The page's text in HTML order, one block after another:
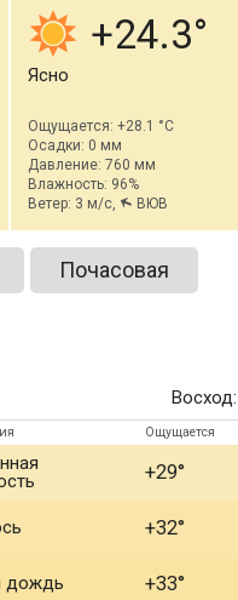
+24.3
Ясно
Ощущается: +28.1 °C
Осадки: 0 мм
Давление: 760 мм
Влажность: 96%
Ветер: 3 м/с,
ВЮВ
Почасовая
Восход:
Ощущается
+29
+32
дождь +33